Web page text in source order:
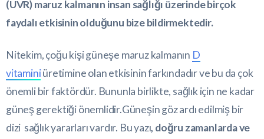
(UVR) maruz kalmanın insan sağlığı üzerinde birçok
faydalı etkisinin olduğunu bize bildirmektedir.
Nitekim, çoğu kişi güneşe maruz kalmanın D
vitaminiüretimine olan etkisinin farkındadır ve bu da çok
önemli bir faktördür. Bununla birlikte, sağlık için ne kadar
güneş gerektiği önemlidir.Güneşin göz ardı edilmiş bir
dizi sağlık yararları vardır. Bu yazı, doğru zamanlarda ve